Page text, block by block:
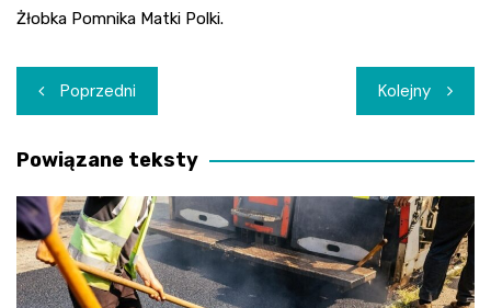
Żłobka Pomnika Matki Polki.
Nawigacja
wpisu
Poprzedni Kolejny
Powiązane teksty